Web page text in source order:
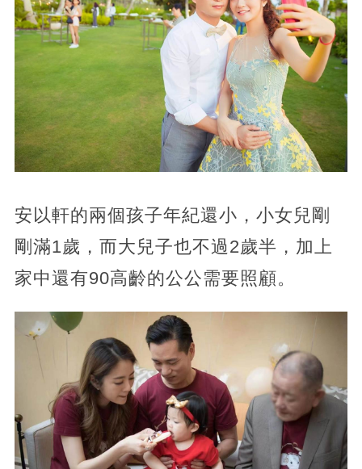
安以軒的兩個孩子年紀還小，小女兒剛
剛滿1歲，而大兒子也不過2歲半，加上
家中還有90高齡的公公需要照顧。